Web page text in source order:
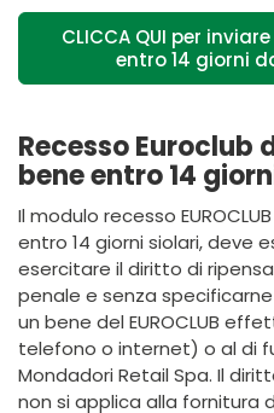
CLICCA QUI per
entro 14 giorni
Recesso
bene entro 14
Il modulo recesso
entro 14 giorni siolari, deve
esercitare il diritto di
penale e senza
un bene del EUROCLUB
telefono o internet) o al di
Mondadori Retail Spa. Il
non si applica alla fornitura